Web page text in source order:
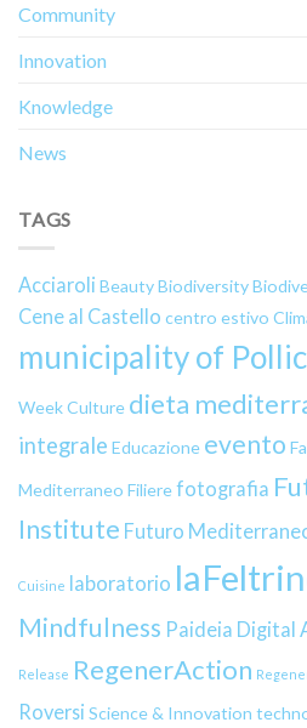
Community
Innovation
Knowledge
News
TAGS
Acciaroli BeautyBiodiversity
Cene al Castello centro estivo
municipality of
WeekCulture dieta
integrale Educazione evento
Mediterraneo Filierefotografia
Institute Futuro
Cuisine laboratorio
Mindfulness Paideia Digital
Release RegenerAction
Roversi Science & Innovation